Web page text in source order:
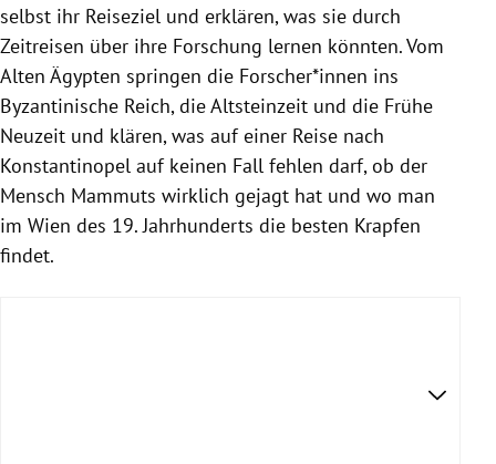
selbst ihr Reiseziel und erklären, was sie durch
Zeitreisen über ihre Forschung lernen könnten. Vom
Alten Ägypten springen die Forscher*innen ins
Byzantinische Reich, die Altsteinzeit und die Frühe
Neuzeit und klären, was auf einer Reise nach
Konstantinopel auf keinen Fall fehlen darf, ob der
Mensch Mammuts wirklich gejagt hat und wo man
im Wien des 19. Jahrhunderts die besten Krapfen
findet.